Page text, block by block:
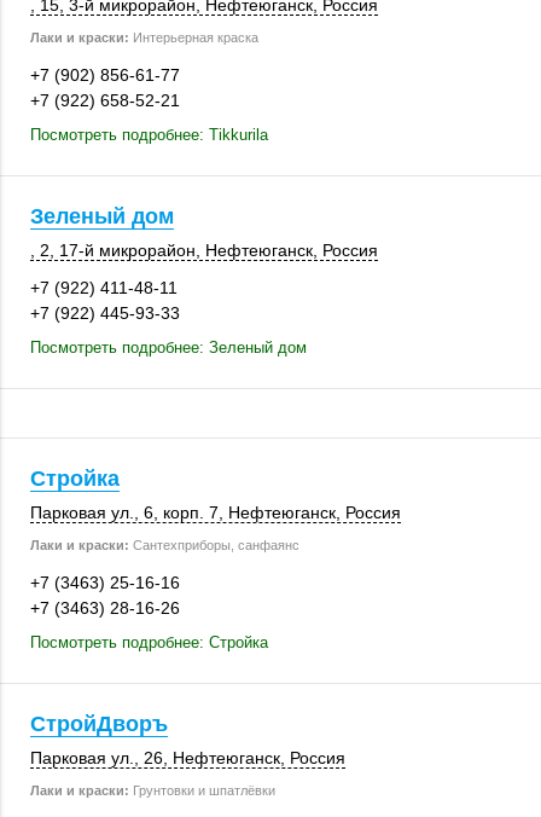
, 15 3-й микрорайон Нефтеюганск Россия
Лаки и краски: Интерьерная краска
+7 (902) 856-61-77
+7 (922) 658-52-21
Посмотреть подробнее: Tikkurila
Зеленый дом
, 2 17-й микрорайон Нефтеюганск Россия
+7 (922) 411-48-11
+7 (922) 445-93-33
Посмотреть подробнее: Зеленый дом
Стройка
Парковая ул., 6 корп. 7 Нефтеюганск Россия
Лаки и краски: Сантехприборы, санфаянс
+7 (3463) 25-16-16
+7 (3463) 28-16-26
Посмотреть подробнее: Стройка
СтройДворъ
Парковая ул., 26 Нефтеюганск Россия
Лаки и краски: Грунтовки и шпатлёвки